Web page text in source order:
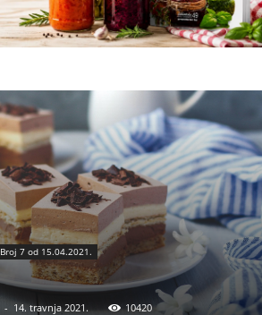
Broj 7 od 15.04.2021.
- 14. travnja 2021. 10420